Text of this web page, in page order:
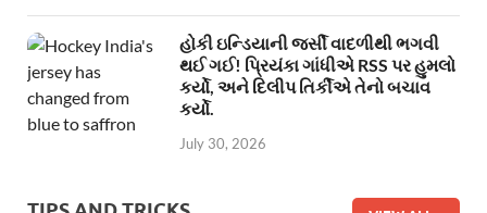
હોકી ઇન્ડિયાની જર્સી વાદળીથી ભગવી
થઈ ગઈ! પ્રિયંકા ગાંધીએ RSS પર હુમલો
કર્યો, અને દિલીપ તિર્કીએ તેનો બચાવ
કર્યો.
July 30, 2026